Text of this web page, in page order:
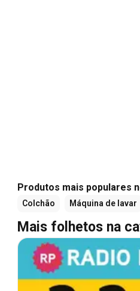
Produtos mais populares
Colchão Máquina de lavar
Mais folhetos na